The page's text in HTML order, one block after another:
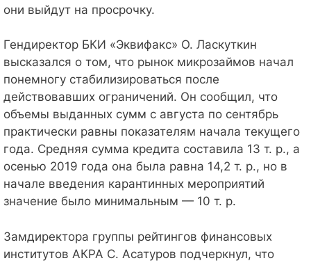
они выйдут на просрочку.
Гендиректор БКИ «Эквифакс» О. Ласкуткин
высказался о том, что рынок микрозаймов начал
понемногу стабилизироваться после
действовавших ограничений. Он сообщил, что
объемы выданных сумм с августа по сентябрь
практически равны показателям начала текущего
года. Средняя сумма кредита составила 13 т. р., а
осенью 2019 года она была равна 14,2 т. р., но в
начале введения карантинных мероприятий
значение было минимальным — 10 т. р.
Замдиректора группы рейтингов финансовых
институтов АКРА С. Асатуров подчеркнул, что